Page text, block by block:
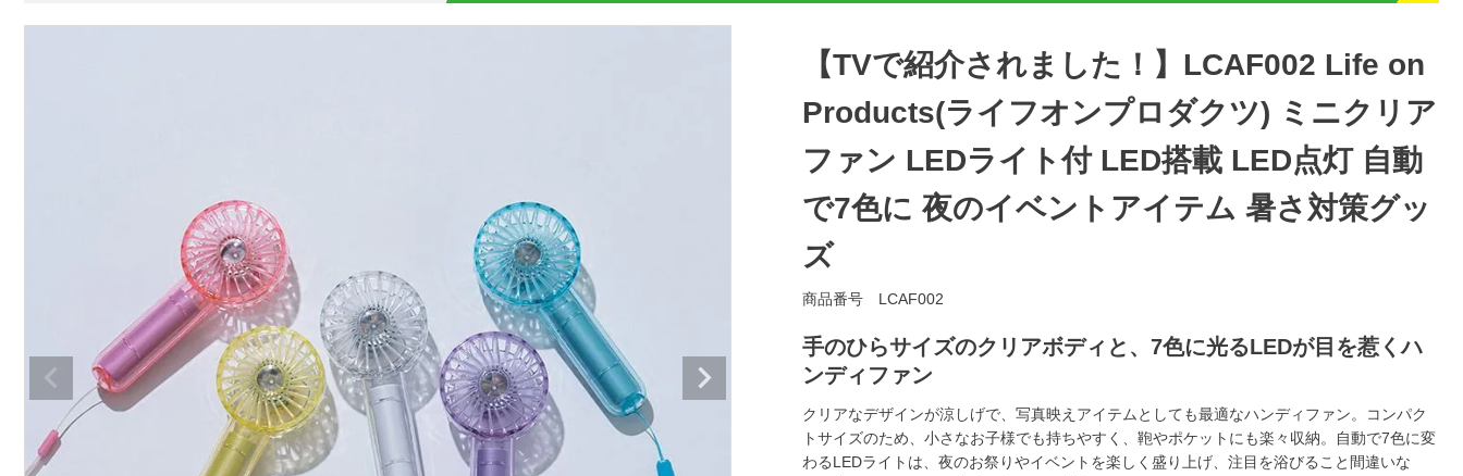
【TVで紹介されました！】LCAF002 Life on
Products(ライフオンプロダクツ) ミニクリア
ファン LEDライト付 LED搭載 LED点灯 自動
で7色に 夜のイベントアイテム 暑さ対策グッ
ズ
商品番号 LCAF002
手のひらサイズのクリアボディと、7色に光るLEDが目を惹くハ
ンディファン
クリアなデザインが涼しげで、写真映えアイテムとしても最適なハンディファン。コンパク
トサイズのため、小さなお子様でも持ちやすく、鞄やポケットにも楽々収納。自動で7色に変
わるLEDライトは、夜のお祭りやイベントを楽しく盛り上げ、注目を浴びること間違いな